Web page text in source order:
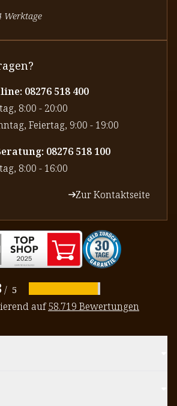
Werktage
08276 518 400
8:00 - 20:00
Feiertag, 9:00 - 19:00
08276 518 100
8:00 - 16:00
Zur Kontaktseite
/ 5
auf58.719 Bewertungen